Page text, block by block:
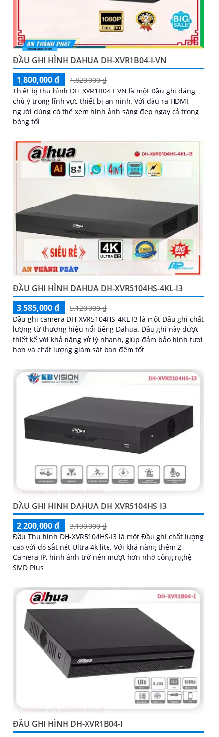
ĐẦU GHI HÌNH DAHUA DH-XVR1B04-I-VN
1,800,000 ₫
1,820,000 ₫
Thiết bị thu hình DH-XVR1B04-I-VN là một Đầu ghi đáng
chú ý trong lĩnh vực thiết bị an ninh. Với đầu ra HDMI,
người dùng có thể xem hình ảnh sáng đẹp ngay cả trong
bóng tối
ĐẦU GHI HÌNH DAHUA DH-XVR5104HS-4KL-I3
3,585,000 ₫
5,120,000 ₫
Đầu ghi camera DH-XVR5104HS-4KL-I3 là một Đầu ghi chất
lượng từ thương hiệu nổi tiếng Dahua. Đầu ghi này được
thiết kế với khả năng xử lý nhanh, giúp đảm bảo hình tươi
hơn và chất lượng giám sát ban đêm tốt
DẦU GHI HINH DAHUA DH-XVR5104HS-I3
2,200,000 ₫
3,190,000 ₫
Đầu Thu hình DH-XVR5104HS-I3 là một Đầu ghi chất lượng
cao với độ sắt nét Ultra 4k lite. Với khả năng thêm 2
Camera IP, hình ảnh trở nên mượt hơn nhờ công nghệ
SMD Plus
ĐẦU GHI HÌNH DH-XVR1B04-I